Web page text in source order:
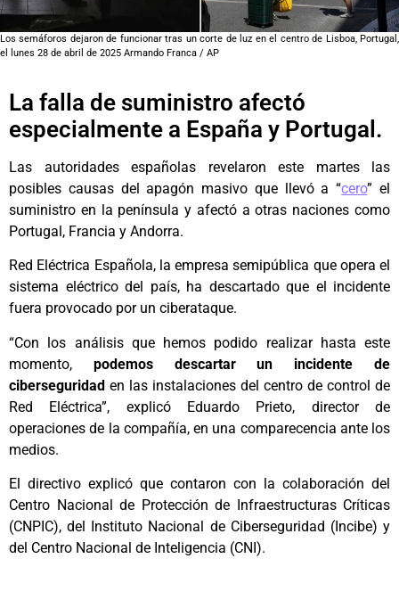
Los semáforos dejaron de funcionar tras un corte de luz en el centro de Lisboa, Portugal,
el lunes 28 de abril de 2025 Armando Franca / AP
La falla de suministro afectó
especialmente a España y Portugal.
Las autoridades españolas revelaron este martes las
posibles causas del apagón masivo que llevó a “cero” el
suministro en la península y afectó a otras naciones como
Portugal, Francia y Andorra.
Red Eléctrica Española, la empresa semipública que opera el
sistema eléctrico del país, ha descartado que el incidente
fuera provocado por un ciberataque.
“Con los análisis que hemos podido realizar hasta este
momento, podemos descartar un incidente de
ciberseguridad en las instalaciones del centro de control de
Red Eléctrica”, explicó Eduardo Prieto, director de
operaciones de la compañía, en una comparecencia ante los
medios.
El directivo explicó que contaron con la colaboración del
Centro Nacional de Protección de Infraestructuras Críticas
(CNPIC), del Instituto Nacional de Ciberseguridad (Incibe) y
del Centro Nacional de Inteligencia (CNI).